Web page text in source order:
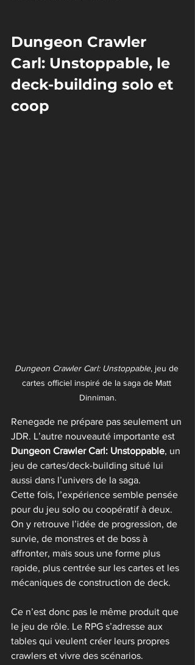
Dungeon Crawler
Carl: Unstoppable, le
deck-building solo et
coop
Dungeon Crawler Carl: Unstoppable, jeu de
cartes officiel inspiré de la saga de Matt
Dinniman.
Renegade ne prépare pas seulement un
JDR. L’autre nouveauté importante est
Dungeon Crawler Carl: Unstoppable, un
jeu de cartes/deck-building situé lui
aussi dans l’univers de la saga.
Cette fois, l’expérience semble pensée
pour du jeu solo ou coopératif à deux.
On y retrouve l’idée de progression, de
survie, de monstres et de boss à
affronter, mais sous une forme plus
rapide, plus centrée sur les cartes et les
mécaniques de construction de deck.
Ce n’est donc pas le même produit que
le jeu de rôle. Le RPG s’adresse aux
tables qui veulent créer leurs propres
crawlers et vivre des scénarios.